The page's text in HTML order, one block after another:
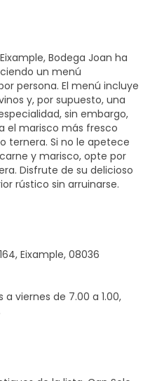
Bodega Joan ha
un menú
persona. El menú incluye
y, por supuesto, una
sin embargo,
el marisco más fresco
ternera. Si no le apetece
y marisco, opte por
Disfrute de su delicioso
rústico sin arruinarse.
Eixample, 08036
a viernes de 7.00 a 1.00,